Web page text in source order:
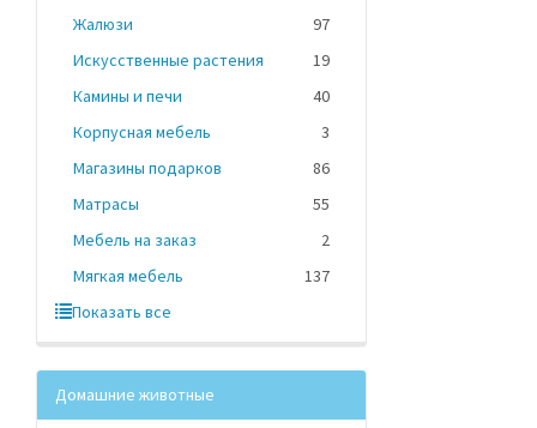
Жалюзи
97
Искусственные растения
19
Камины и печи
40
Корпусная мебель
3
Магазины подарков
86
Матрасы
55
Мебель на заказ
2
Мягкая мебель
137
Показать все
Домашние животные